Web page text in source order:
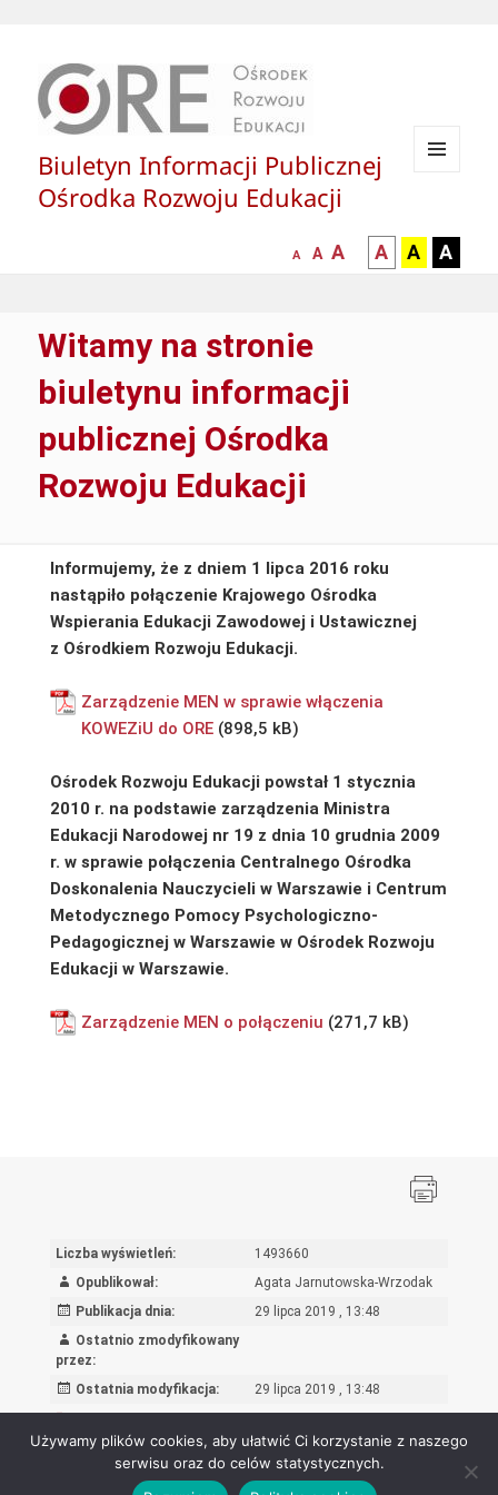
Biuletyn Informacji Publicznej
Ośrodka Rozwoju Edukacji
mniejsza
A
normalna
A
większa-
czcionka
A
kontrast
czarny
A
kontrast
czarny
A
żółty
A
Witamy na stronie
biuletynu informacji
publicznej Ośrodka
Rozwoju Edukacji
Informujemy, że z dniem 1 lipca 2016 roku
nastąpiło połączenie Krajowego Ośrodka
Wspierania Edukacji Zawodowej i Ustawicznej
z Ośrodkiem Rozwoju Edukacji.
Zarządzenie MEN w sprawie włączenia
KOWEZiU do ORE
Ośrodek Rozwoju Edukacji powstał 1 stycznia
2010 r. na podstawie zarządzenia Ministra
Edukacji Narodowej nr 19 z dnia 10 grudnia 2009
r. w sprawie połączenia Centralnego Ośrodka
Doskonalenia Nauczycieli w Warszawie i Centrum
Metodycznego Pomocy Psychologiczno-
Pedagogicznej w Warszawie w Ośrodek Rozwoju
Edukacji w Warszawie.
Zarządzenie MEN o połączeniu
Liczba wyświetleń:
1493660
Opublikował:
Agata Jarnutowska-Wrzodak
Publikacja dnia:
29 lipca 2019 , 13:48
Ostatnio zmodyfikowany
przez:
Ostatnia modyfikacja:
29 lipca 2019 , 13:48
Rejestr zmian
Używamy plików cookies, aby ułatwić Ci korzystanie z naszego
serwisu oraz do celów statystycznych.